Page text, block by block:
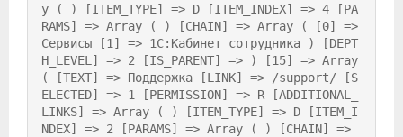
y ( ) [ITEM_TYPE] => D [ITEM_INDEX] => 4 [PA
RAMS] => Array ( ) [CHAIN] => Array ( [0] =>
Сервисы [1] => 1С:Кабинет сотрудника ) [DEPT
H_LEVEL] => 2 [IS_PARENT] => ) [15] => Array
( [TEXT] => Поддержка [LINK] => /support/ [S
ELECTED] => 1 [PERMISSION] => R [ADDITIONAL_
LINKS] => Array ( ) [ITEM_TYPE] => D [ITEM_I
NDEX] => 2 [PARAMS] => Array ( ) [CHAIN] =>